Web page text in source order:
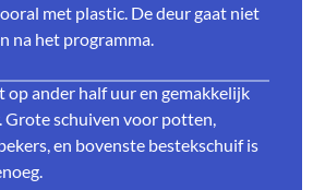
met plastic. De deur gaat niet
na het programma.
op ander half uur en gemakkelijk
Grote schuiven voor potten,
en bovenste bestekschuif is